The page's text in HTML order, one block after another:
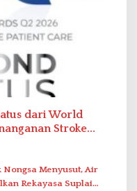
dari World
Stroke
Menyusut, Air
Rekayasa Suplai